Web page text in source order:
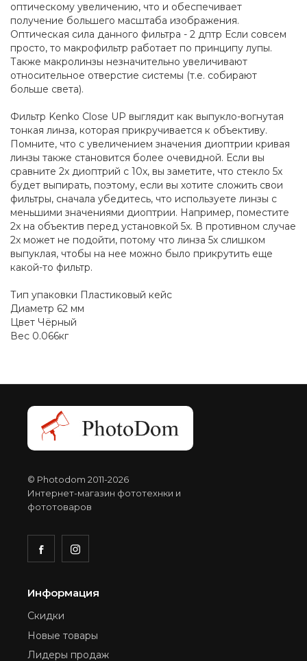
оптическому увеличению, что и обеспечивает
получение большего масштаба изображения.
Оптическая сила данного фильтра - 2 дптр Если совсем
просто, то макрофильтр работает по принципу лупы.
Также макролинзы незначительно увеличивают
относительное отверстие системы (т.е. собирают
больше света).
Фильтр Kenko Close UP выглядит как выпукло-вогнутая
тонкая линза, которая прикручивается к объективу.
Помните, что с увеличением значения диоптрии кривая
линзы также становится более очевидной. Если вы
сравните 2x диоптрий с 10x, вы заметите, что стекло 5x
будет выпирать, поэтому, если вы хотите сложить свои
фильтры, сначала убедитесь, что используете линзы с
меньшими значениями диоптрии. Например, поместите
2x на объектив перед установкой 5x. В противном случае
2х может не подойти, потому что линза 5х слишком
выпуклая, чтобы на нее можно было прикрутить еще
какой-то фильтр.
Тип упаковки Пластиковый кейс
Диаметр 62 мм
Цвет Чёрный
Вес 0.066кг
© Photodom 2011-2026
Интернет-магазин фототехнки и
фототоваров
Информация
Скидки
Новые товары
Лидеры продаж